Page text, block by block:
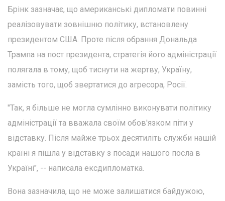
Брінк зазначає, що американські дипломати повинні
реалізовувати зовнішню політику, встановлену
президентом США. Проте після обрання Дональда
Трампа на пост президента, стратегія його адміністрації
полягала в тому, щоб тиснути на жертву, Україну,
замість того, щоб звертатися до агресора, Росії.
"Так, я більше не могла сумлінно виконувати політику
адміністрації та вважала своїм обов'язком піти у
відставку. Після майже трьох десятиліть служби нашій
країні я пішла у відставку з посади нашого посла в
Україні", -- написала ексдипломатка.
Вона зазначила, що не може залишатися байдужою,